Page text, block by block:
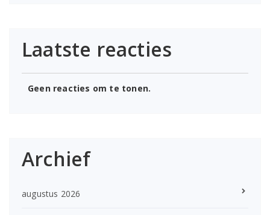
Laatste reacties
Geen reacties om te tonen.
Archief
augustus 2026